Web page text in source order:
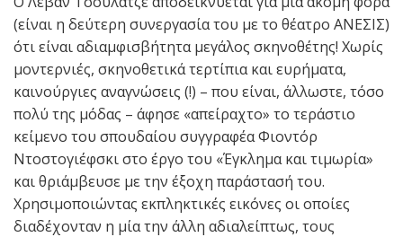
(είναι η δεύτερη συνεργασία του με το θέατρο ΑΝΕΣΙΣ)
ότι είναι αδιαμφισβήτητα μεγάλος σκηνοθέτης! Χωρίς
μοντερνιές, σκηνοθετικά τερτίπια και ευρήματα,
καινούργιες αναγνώσεις (!) – που είναι, άλλωστε, τόσο
πολύ της μόδας – άφησε «απείραχτο» το τεράστιο
κείμενο του σπουδαίου συγγραφέα Φιοντόρ
Ντοστογιέφσκι στο έργο του «Έγκλημα και τιμωρία»
και θριάμβευσε με την έξοχη παράστασή του.
Χρησιμοποιώντας εκπληκτικές εικόνες οι οποίες
διαδέχονταν η μία την άλλη αδιαλείπτως, τους